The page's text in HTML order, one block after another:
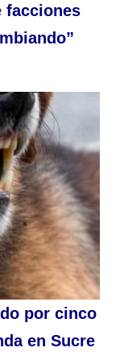
facciones
por cinco
en Sucre